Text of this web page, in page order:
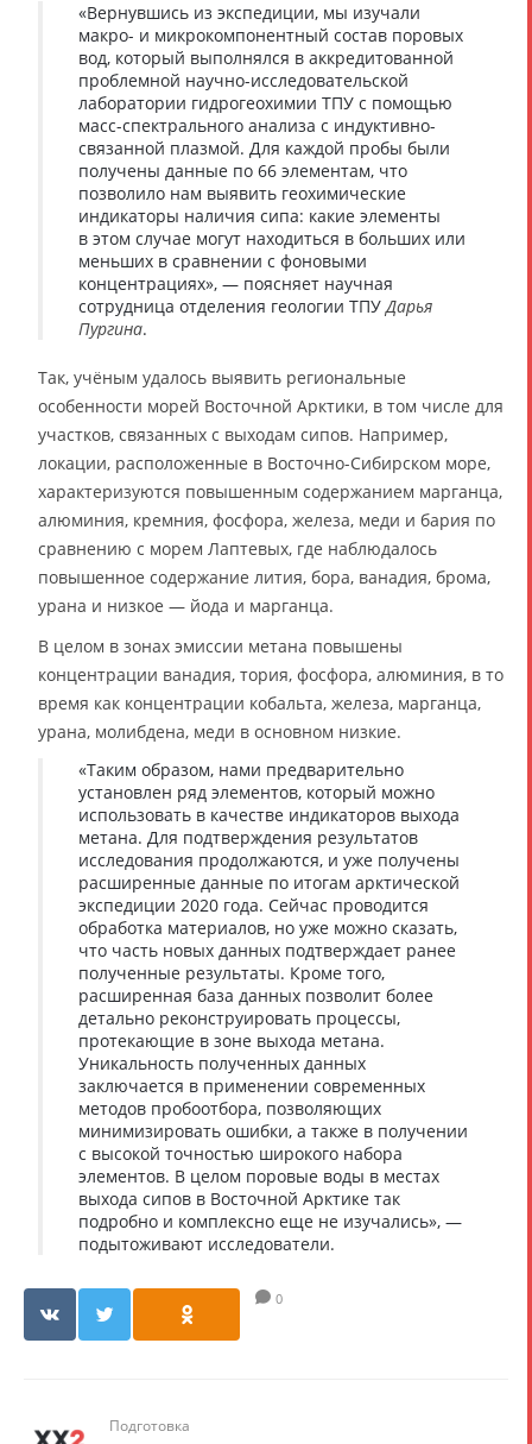
«Вернувшись из экспедиции, мы изучали
макро- и микрокомпонентный состав поровых
вод, который выполнялся в аккредитованной
проблемной научно-исследовательской
лаборатории гидрогеохимии ТПУ с помощью
масс-спектрального анализа с индуктивно-
связанной плазмой. Для каждой пробы были
получены данные по 66 элементам, что
позволило нам выявить геохимические
индикаторы наличия сипа: какие элементы
в этом случае могут находиться в больших или
меньших в сравнении с фоновыми
концентрациях», — поясняет научная
сотрудница отделения геологии ТПУДарья
Пургина.
Так, учёным удалось выявить региональные
особенности морей Восточной Арктики, в том числе для
участков, связанных с выходам сипов. Например,
локации, расположенные в Восточно-Сибирском море,
характеризуются повышенным содержанием марганца,
алюминия, кремния, фосфора, железа, меди и бария по
сравнению с морем Лаптевых, где наблюдалось
повышенное содержание лития, бора, ванадия, брома,
урана и низкое — йода и марганца.
В целом в зонах эмиссии метана повышены
концентрации ванадия, тория, фосфора, алюминия, в то
время как концентрации кобальта, железа, марганца,
урана, молибдена, меди в основном низкие.
«Таким образом, нами предварительно
установлен ряд элементов, который можно
использовать в качестве индикаторов выхода
метана. Для подтверждения результатов
исследования продолжаются, и уже получены
расширенные данные по итогам арктической
экспедиции 2020 года. Сейчас проводится
обработка материалов, но уже можно сказать,
что часть новых данных подтверждает ранее
полученные результаты. Кроме того,
расширенная база данных позволит более
детально реконструировать процессы,
протекающие в зоне выхода метана.
Уникальность полученных данных
заключается в применении современных
методов пробоотбора, позволяющих
минимизировать ошибки, а также в получении
с высокой точностью широкого набора
элементов. В целом поровые воды в местах
выхода сипов в Восточной Арктике так
подробно и комплексно еще не изучались», —
подытоживают исследователи.
0
Подготовка